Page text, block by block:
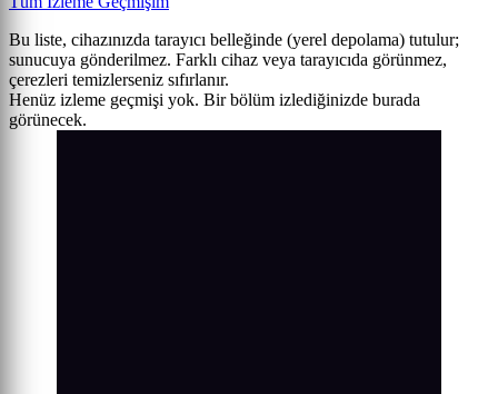
Bu liste, cihazınızda tarayıcı belleğinde (yerel depolama) tutulur;
sunucuya gönderilmez. Farklı cihaz veya tarayıcıda görünmez,
çerezleri temizlerseniz sıfırlanır.
Henüz izleme geçmişi yok. Bir bölüm izlediğinizde burada
görünecek.